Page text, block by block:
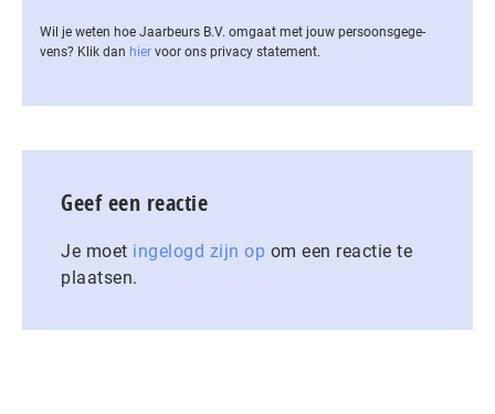
Wil je weten hoe Jaarbeurs B.V. omgaat met jouw per­soons­ge­ge­
vens? Klik dan hier voor ons privacy statement.
Geef een reactie
Je moet ingelogd zijn op om een reactie te
plaatsen.